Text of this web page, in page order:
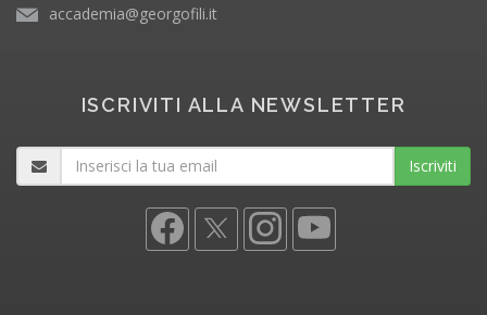
accademia@georgofili.it
ISCRIVITI ALLA NEWSLETTER
Iscriviti